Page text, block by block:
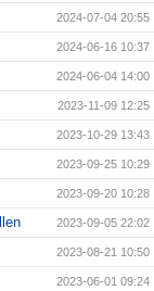
2024-07-04 20:55
2024-06-16 10:37
2024-06-04 14:00
2023-11-09 12:25
2023-10-29 13:43
2023-09-25 10:29
2023-09-20 10:28
2023-09-05 22:02
2023-08-21 10:50
2023-06-01 09:24